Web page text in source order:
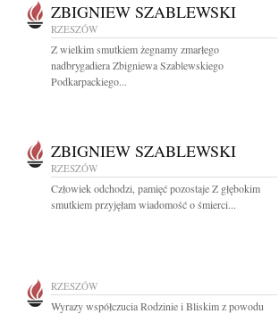
ZBIGNIEW SZABLEWSKI
RZESZÓW
Z wielkim smutkiem żegnamy zmarłego
nadbrygadiera Zbigniewa Szablewskiego
Podkarpackiego...
ZBIGNIEW SZABLEWSKI
RZESZÓW
Człowiek odchodzi, pamięć pozostaje Z głębokim
smutkiem przyjęłam wiadomość o śmierci...
RZESZÓW
Wyrazy współczucia Rodzinie i Bliskim z powodu